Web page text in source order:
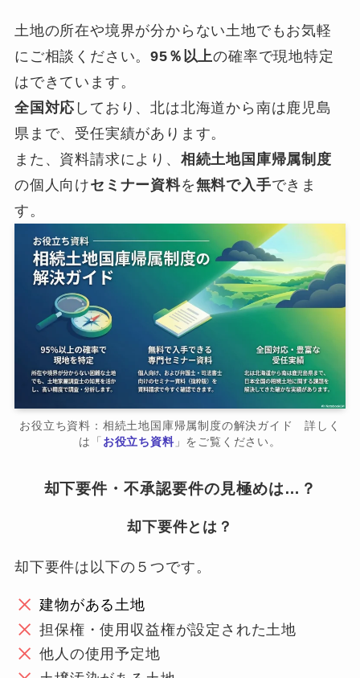
土地の所在や境界が分からない土地でもお気軽
にご相談ください。95％以上の確率で現地特定
はできています。
全国対応 しており、北は北海道から南は鹿児島
県まで、受任実績があります。
また、資料請求により、 相続土地国庫帰属制度
の個人向けセミナー資料を無料で入手できま
す。
お役立ち資料：相続土地国庫帰属制度の解決ガイド 詳しく
は「 お役立ち資料」をご覧ください。
却下要件・不承認要件の見極めは…？
却下要件とは？
却下要件は以下の５つです。
建物がある土地
担保権・使用収益権が設定された土地
他人の使用予定地